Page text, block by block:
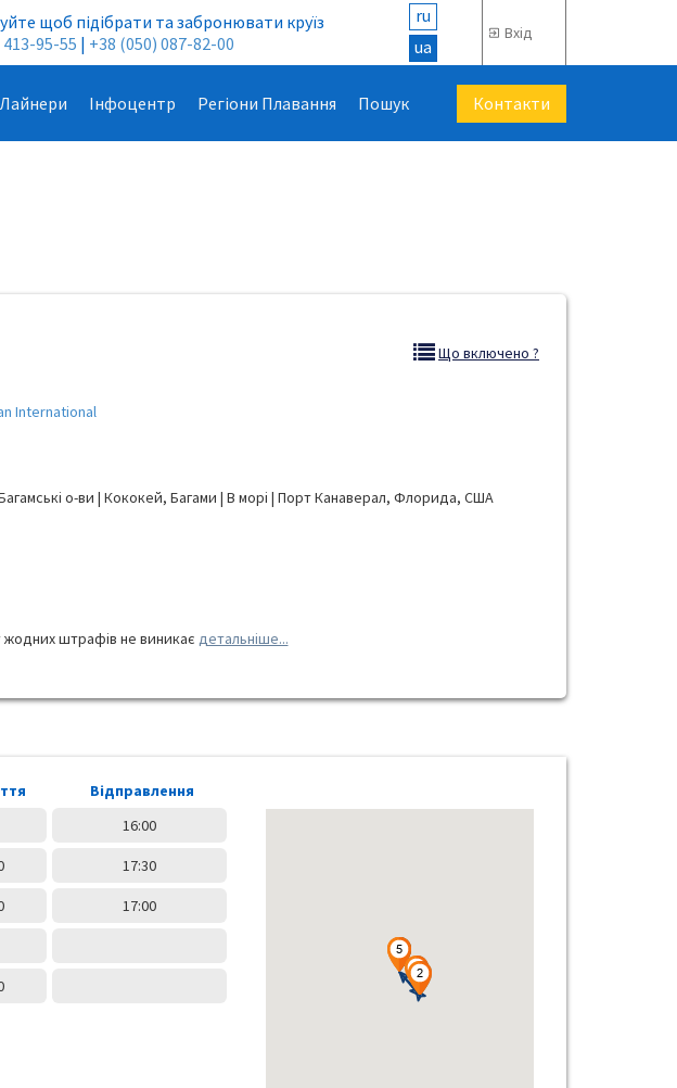
щоб підібрати та забронювати круїз
95-55 | +38 (050) 087-82-00
ru
ua
Вхід
Лайнери Інфоцентр Регіони Плавання Пошук Контакти
Що включено ?
International
о-ви | Кококей, Багами | В морі | Порт Канаверал, Флорида, США
жодних штрафів не виникає детальніше...
Відправлення
16:00
17:30
17:00